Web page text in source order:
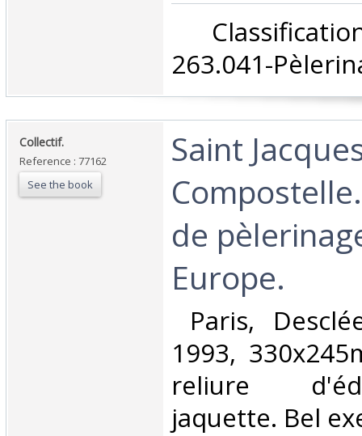
263.041-
‎Collectif.‎
Reference : 77162
See the book
‎Saint
de
Europe.‎
Paris,
1993,
reliure
jaquette. Bel